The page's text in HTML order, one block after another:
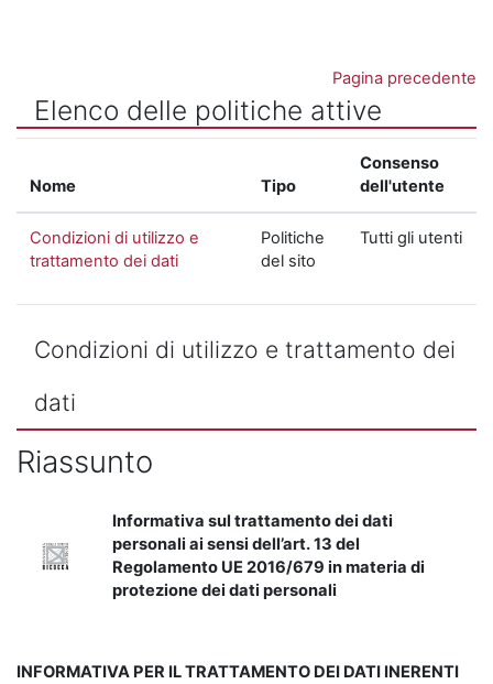
Pagina precedente
Elenco delle politiche attive
Nome Tipo
Consenso
dell'utente
Condizioni di utilizzo e
trattamento dei dati
Politiche
del sito
Tutti gli utenti
Condizioni di utilizzo e trattamento dei
dati
Riassunto
Informativa sul trattamento dei dati
personali ai sensi dell’art. 13 del
Regolamento UE 2016/679 in materia di
protezione dei dati personali
INFORMATIVA PER IL TRATTAMENTO DEI DATI INERENTI